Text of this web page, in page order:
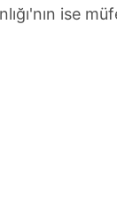
ise